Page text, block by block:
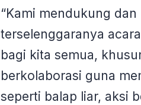
“Kami mendukung
terselenggaranya
bagi kita semua,
berkolaborasi guna
seperti balap liar, aksi